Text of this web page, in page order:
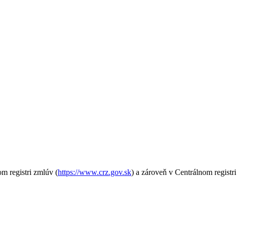
registri zmlúv (https://www.crz.gov.sk) a zároveň v Centrálnom registri